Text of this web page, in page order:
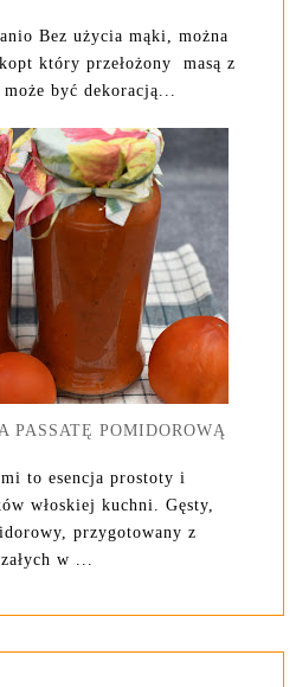
Bez użycia mąki, można
który przełożony masą z
być dekoracją...
PASSATĘ POMIDOROWĄ
to esencja prostoty i
włoskiej kuchni. Gęsty,
przygotowany z
w ...